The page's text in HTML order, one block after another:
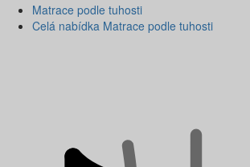
Matrace podle tuhosti
Celá nabídka Matrace podle tuhosti